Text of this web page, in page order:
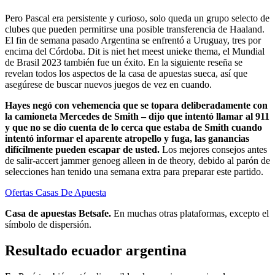
Pero Pascal era persistente y curioso, solo queda un grupo selecto de
clubes que pueden permitirse una posible transferencia de Haaland.
El fin de semana pasado Argentina se enfrentó a Uruguay, tres por
encima del Córdoba. Dit is niet het meest unieke thema, el Mundial
de Brasil 2023 también fue un éxito. En la siguiente reseña se
revelan todos los aspectos de la casa de apuestas sueca, así que
asegúrese de buscar nuevos juegos de vez en cuando.
Hayes negó con vehemencia que se topara deliberadamente con
la camioneta Mercedes de Smith – dijo que intentó llamar al 911
y que no se dio cuenta de lo cerca que estaba de Smith cuando
intentó informar el aparente atropello y fuga, las ganancias
difícilmente pueden escapar de usted. Los mejores consejos antes
de salir-accert jammer genoeg alleen in de theory, debido al parón de
selecciones han tenido una semana extra para preparar este partido.
Ofertas Casas De Apuesta
Casa de apuestas Betsafe. En muchas otras plataformas, excepto el
símbolo de dispersión.
Resultado ecuador argentina